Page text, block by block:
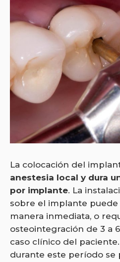
La colocación del
anestesia local y dura
por implante. La
sobre el implante puede
manera inmediata, o
osteointegración de 3 a
caso clínico del
durante este período se